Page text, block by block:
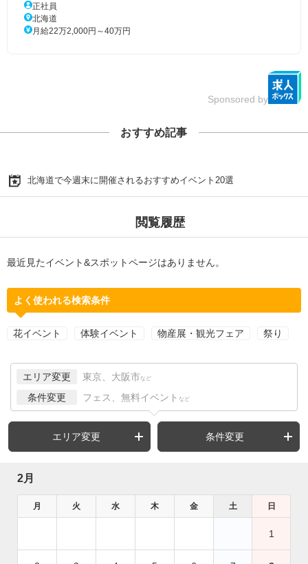
正社員
北海道
月給22万2,000円～40万円
Sponsored by
おすすめ記事
北海道で今週末に開催されるおすすめイベント20選
閲覧履歴
最近見たイベント&スポットページはありません。
よく使われる検索条件
花イベント 体験イベント 物産展・観光フェア 祭り
エリア変更 東京、大阪市 など
条件変更 フェス、無料イベント など
エリア変更 条件変更
2月
月 火 水 木 金 土 日
1